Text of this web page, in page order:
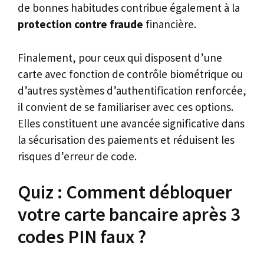
de bonnes habitudes contribue également à la
protection contre fraude financière.
Finalement, pour ceux qui disposent d’une
carte avec fonction de contrôle biométrique ou
d’autres systèmes d’authentification renforcée,
il convient de se familiariser avec ces options.
Elles constituent une avancée significative dans
la sécurisation des paiements et réduisent les
risques d’erreur de code.
Quiz : Comment débloquer
votre carte bancaire après 3
codes PIN faux ?